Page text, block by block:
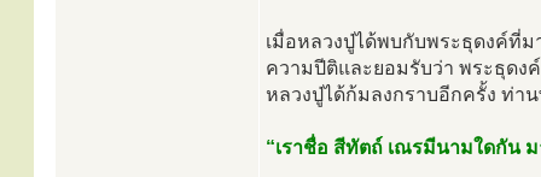
เมื่อหลวงปู่ได้พบกับพระธุดงค์ที่
ความปีติและยอมรับว่า พระธุด
หลวงปู่ได้ก้มลงกราบอีกครั้ง ท่า
“เราชื่อ สีทัตถ์ เณรมีนามใดกัน